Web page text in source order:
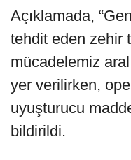
Açıklamada,
tehdit eden zehir
mücadelemiz
yer verilirken,
uyuşturucu
bildirildi.